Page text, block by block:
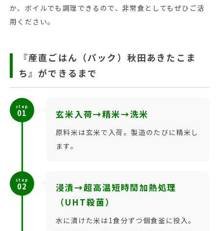
か、ボイルでも調理できるので、非常食としてもぜひご活
用ください。
『産直ごはん（パック）秋田あきたこま
ち』ができるまで
step
01 玄米入荷→精米→洗米
原料米は玄米で入荷。製造のたびに精米し
ます。
step
02
浸漬→超高温短時間加熱処理
（UHT殺菌）
水に漬けた米は1食分ずつ個食釜に投入。